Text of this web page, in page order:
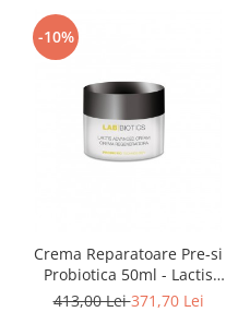
-10%
Crema Reparatoare Pre-si
Probiotica 50ml - Lactis
Advanced Cream - Bruno
413,00 Lei371,70 Lei